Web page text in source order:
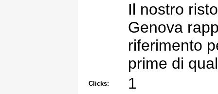
Il nostro
Genova
riferimento
prime di
Clicks: 1